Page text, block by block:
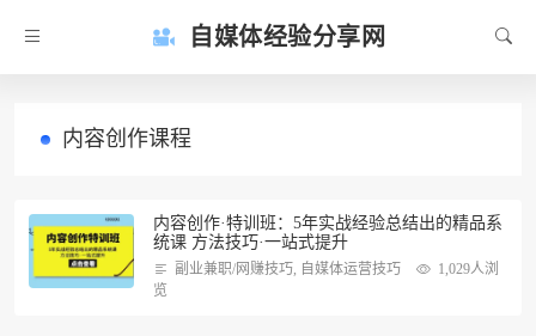
自媒体经验分享网
内容创作课程
内容创作·特训班：5年实战经验总结出的精品系
统课 方法技巧·一站式提升
副业兼职/网赚技巧, 自媒体运营技巧
1,029人浏
览